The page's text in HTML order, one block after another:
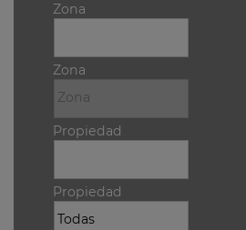
Zona
Zona
Propiedad
Propiedad